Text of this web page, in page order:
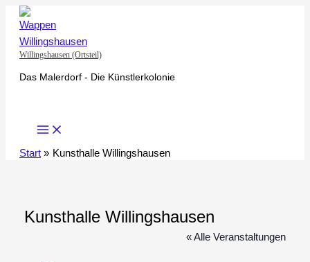
Zum
Inhalt
springen
Willingshausen (Ortsteil)
Das Malerdorf - Die Künstlerkolonie
Start Kunsthalle Willingshausen
Kunsthalle Willingshausen
« Alle Veranstaltungen